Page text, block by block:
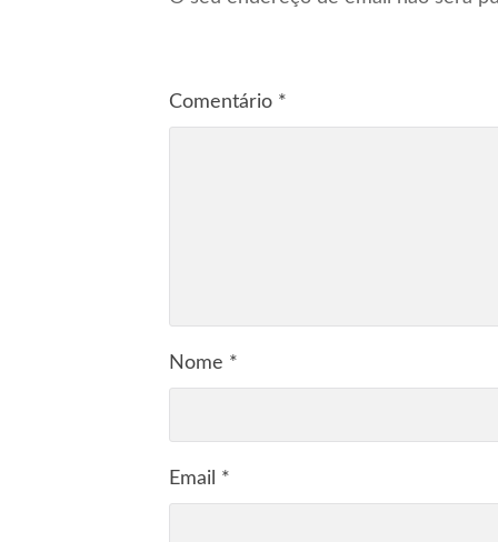
Comentário *
Nome *
Email *